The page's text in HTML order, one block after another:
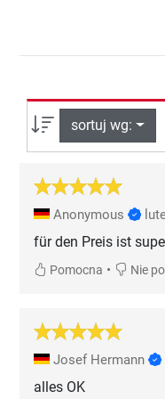
sortuj wg:
Anonymous
für den Preis ist
Pomocna • Nie
Josef Hermann
alles OK